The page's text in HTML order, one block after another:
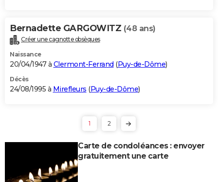
Bernadette GARGOWITZ (48 ans)
Créer une cagnotte obsèques
Naissance
20/04/1947 à Clermont-Ferrand (Puy-de-Dôme)
Décès
24/08/1995 à Mirefleurs (Puy-de-Dôme)
1 2
Carte de condoléances : envoyer
gratuitement une carte